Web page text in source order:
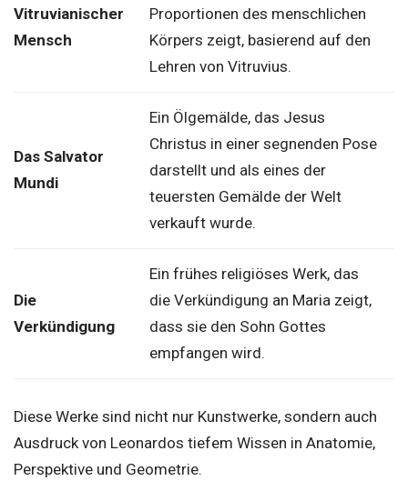
Vitruvianischer
Mensch
Proportionen des menschlichen
Körpers zeigt, basierend auf den
Lehren von Vitruvius.
Das Salvator
Mundi
Ein Ölgemälde, das Jesus
Christus in einer segnenden Pose
darstellt und als eines der
teuersten Gemälde der Welt
verkauft wurde.
Die
Verkündigung
Ein frühes religiöses Werk, das
die Verkündigung an Maria zeigt,
dass sie den Sohn Gottes
empfangen wird.
Diese Werke sind nicht nur Kunstwerke, sondern auch
Ausdruck von Leonardos tiefem Wissen in Anatomie,
Perspektive und Geometrie.